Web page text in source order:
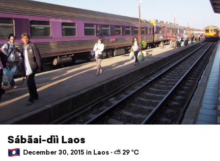
Sábãai-dìì Laos
December 30, 2015 in Laos ⋅ ⛅ 29 °C